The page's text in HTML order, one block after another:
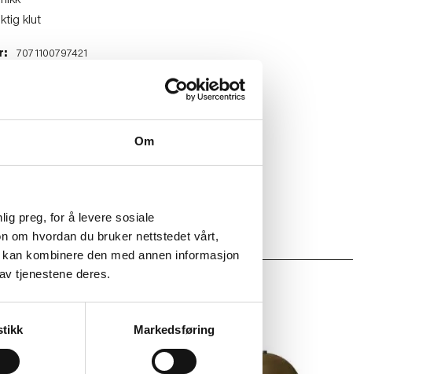
Om
preg, for å levere sosiale
om hvordan du bruker nettstedet vårt,
kombinere den med annen informasjon
tjenestene deres.
Markedsføring
klut
7071100797421